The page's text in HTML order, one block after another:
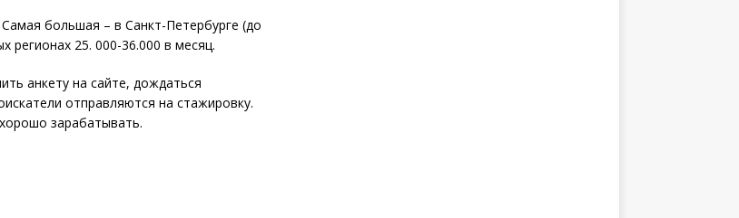
большая – в Санкт-Петербурге (до
регионах 25. 000-36.000 в месяц.
анкету на сайте, дождаться
отправляются на стажировку.
зарабатывать.